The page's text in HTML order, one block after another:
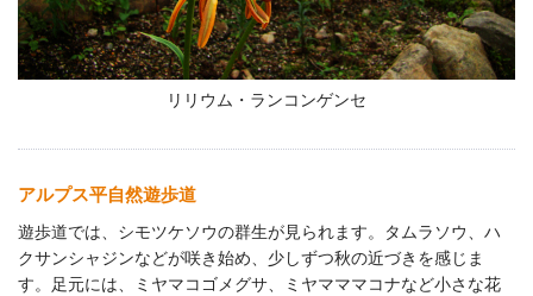
リリウム・ランコンゲンセ
アルプス平自然遊歩道
遊歩道では、シモツケソウの群生が見られます。タムラソウ、ハ
クサンシャジンなどが咲き始め、少しずつ秋の近づきを感じま
す。足元には、ミヤマコゴメグサ、ミヤマママコナなど小さな花